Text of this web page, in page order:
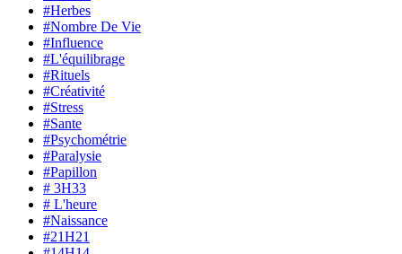
#Herbes
#Nombre De Vie
#Influence
#L'équilibrage
#Rituels
#Créativité
#Stress
#Sante
#Psychométrie
#Paralysie
#Papillon
# 3H33
# L'heure
#Naissance
#21H21